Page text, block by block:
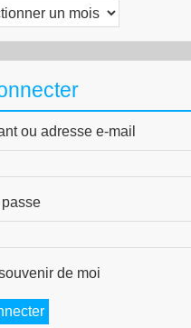
ou adresse e-mail
passe
de moi